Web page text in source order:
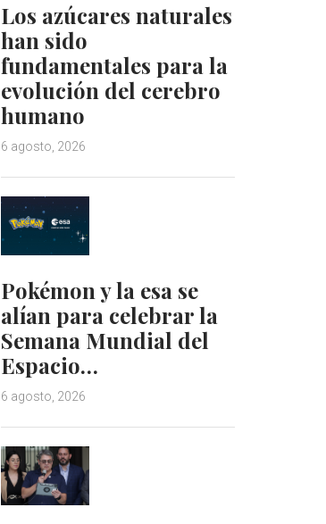
Los azúcares naturales
han sido
fundamentales para la
evolución del cerebro
humano
6 agosto, 2026
Pokémon y la esa se
alían para celebrar la
Semana Mundial del
Espacio…
6 agosto, 2026